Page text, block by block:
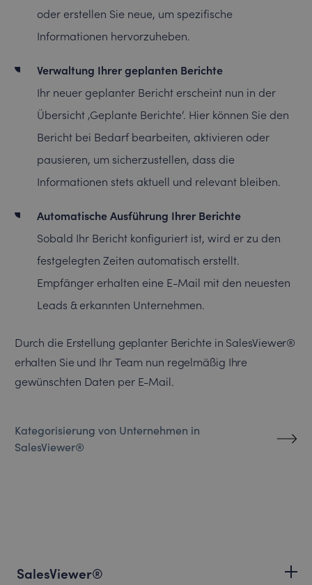
oder erstellen Sie neue, um spezifische
Informationen hervorzuheben.
Verwaltung Ihrer geplanten Berichte
Ihr neuer geplanter Bericht erscheint nun in der
Übersicht ‚Geplante Berichte‘. Hier können Sie den
Bericht bei Bedarf bearbeiten, aktivieren oder
pausieren, um sicherzustellen, dass die
Informationen stets aktuell und relevant bleiben.
Automatische Ausführung Ihrer Berichte
Sobald Ihr Bericht konfiguriert ist, wird er zu den
festgelegten Zeiten automatisch erstellt.
Empfänger erhalten eine E-Mail mit den neuesten
Leads & erkannten Unternehmen.
Durch die Erstellung geplanter Berichte in SalesViewer®
erhalten Sie und Ihr Team nun regelmäßig Ihre
gewünschten Daten per E-Mail.
Kategorisierung von Unternehmen in
SalesViewer®
SalesViewer®